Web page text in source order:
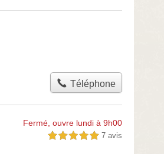
Téléphone
Fermé, ouvre lundi à 9h00
5,0 étoiles sur 5 7 avis